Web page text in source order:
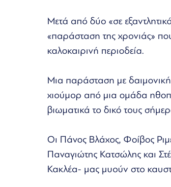
Μετά από δύο «σε
«παράσταση της χρονιάς»
καλοκαιρινή περιοδεία.
Μια παράσταση με δαιμονική
χιούμορ από μια ομάδα
βιωματικά το δικό τους
Οι Πάνος Βλάχος, Φοίβος
Παναγιώτης Κατσώλης και
Κακλέα- μας μυούν στο